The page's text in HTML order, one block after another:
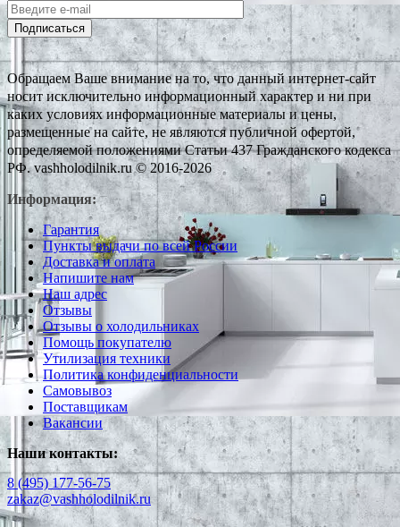
Подписаться
Обращаем Ваше внимание на то, что данный интернет-сайт
носит исключительно информационный характер и ни при
каких условиях информационные материалы и цены,
размещенные на сайте, не являются публичной офертой,
определяемой положениями Статьи 437 Гражданского кодекса
РФ. vashholodilnik.ru © 2016-2026
Информация:
Гарантия
Пункты выдачи по всей России
Доставка и оплата
Напишите нам
Наш адрес
Отзывы
Отзывы о холодильниках
Помощь покупателю
Утилизация техники
Политика конфиденциальности
Самовывоз
Поставщикам
Вакансии
Наши контакты:
8 (495) 177-56-75
zakaz@vashholodilnik.ru